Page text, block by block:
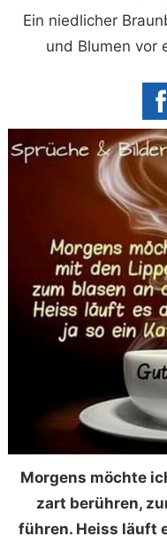
Ein niedlicher
und Blumen vor
Morgens möchte
zart berühren,
führen. Heiss läuft